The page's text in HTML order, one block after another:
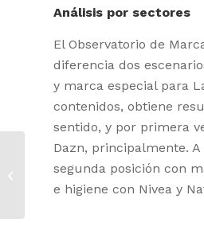
Análisis por sectores
El Observatorio de
diferencia dos
y marca especial para
contenidos, obtiene
sentido, y por primera
Dazn, principalmente.
segunda posición con
e higiene con Nivea y
Reyes Justribó, elegida Presidenta
de IAB Europe